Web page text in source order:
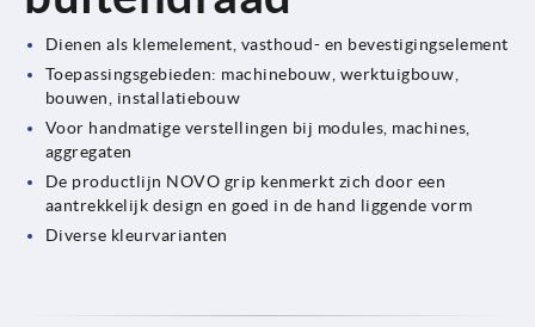
Dienen als klemelement, vasthoud- en bevestigingselement
Toepassingsgebieden: machinebouw, werktuigbouw,
bouwen, installatiebouw
Voor handmatige verstellingen bij modules, machines,
aggregaten
De productlijn NOVO grip kenmerkt zich door een
aantrekkelijk design en goed in de hand liggende vorm
Diverse kleurvarianten